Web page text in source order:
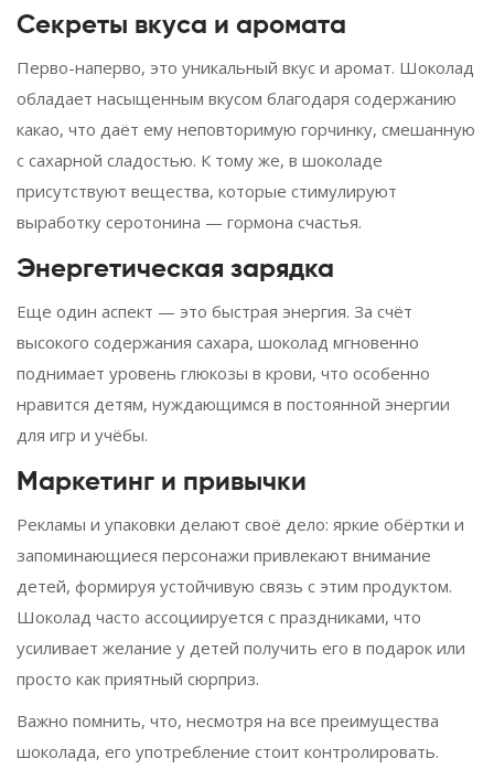
Секреты вкуса и аромата
Перво-наперво, это уникальный вкус и аромат. Шоколад
обладает насыщенным вкусом благодаря содержанию
какао, что даёт ему неповторимую горчинку, смешанную
с сахарной сладостью. К тому же, в шоколаде
присутствуют вещества, которые стимулируют
выработку серотонина — гормона счастья.
Энергетическая зарядка
Еще один аспект — это быстрая энергия. За счёт
высокого содержания сахара, шоколад мгновенно
поднимает уровень глюкозы в крови, что особенно
нравится детям, нуждающимся в постоянной энергии
для игр и учёбы.
Маркетинг и привычки
Рекламы и упаковки делают своё дело: яркие обёртки и
запоминающиеся персонажи привлекают внимание
детей, формируя устойчивую связь с этим продуктом.
Шоколад часто ассоциируется с праздниками, что
усиливает желание у детей получить его в подарок или
просто как приятный сюрприз.
Важно помнить, что, несмотря на все преимущества
шоколада, его употребление стоит контролировать.